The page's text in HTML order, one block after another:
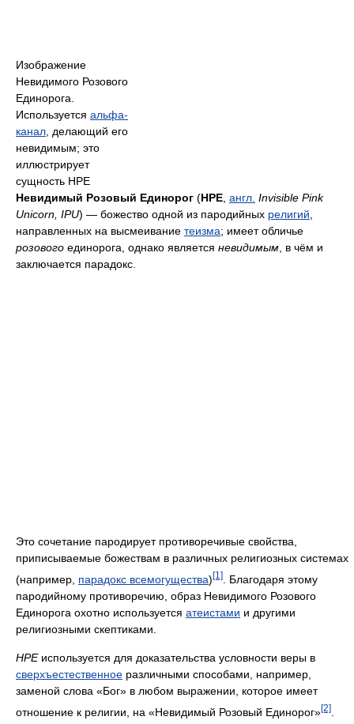
Изображение
Невидимого Розового
Единорога.
Используется альфа-
канал, делающий его
невидимым; это
иллюстрирует
сущность НРЕ
Невидимый Розовый Единорог (НРЕ, англ. Invisible Pink
Unicorn, IPU) — божество одной из пародийных религий,
направленных на высмеивание теизма; имеет обличье
розового единорога, однако является невидимым, в чём и
заключается парадокс.
Это сочетание пародирует противоречивые свойства,
приписываемые божествам в различных религиозных системах
(например, парадокс всемогущества) [1]
. Благодаря этому
пародийному противоречию, образ Невидимого Розового
Единорога охотно используется атеистами и другими
религиозными скептиками.
НРЕиспользуется для доказательства условности веры в
сверхъестественное различными способами, например,
заменой слова «Бог» в любом выражении, которое имеет
отношение к религии, на «Невидимый Розовый Единорог»[2]